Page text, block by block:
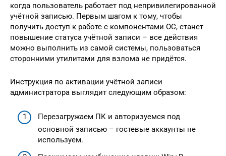
когда пользователь работает под непривилегированной
учётной записью. Первым шагом к тому, чтобы
получить доступ к работе с компонентами ОС, станет
повышение статуса учётной записи – все действия
можно выполнить из самой системы, пользоваться
сторонними утилитами для взлома не придётся.
Инструкция по активации учётной записи
администратора выглядит следующим образом:
Перезагружаем ПК и авторизуемся под
основной записью – гостевые аккаунты не
используем.